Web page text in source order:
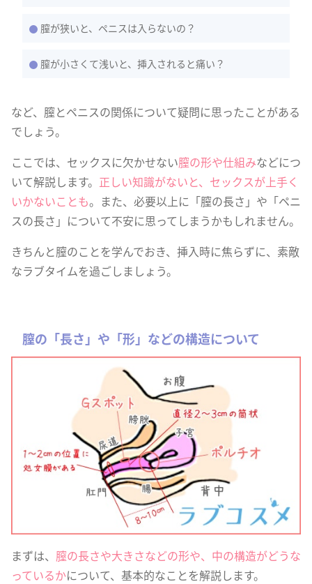
膣が狭いと、ペニスは入らないの？
膣が小さくて浅いと、挿入されると痛い？
など、膣とペニスの関係について疑問に思ったことがある
でしょう。
ここでは、セックスに欠かせない膣の形や仕組みなどにつ
いて解説します。 正しい知識がないと、セックスが上手く
いかないことも。また、必要以上に「膣の長さ」や「ペニ
スの長さ」について不安に思ってしまうかもしれません。
きちんと膣のことを学んでおき、挿入時に焦らずに、素敵
なラブタイムを過ごしましょう。
膣の「長さ」や「形」などの構造について
まずは、 膣の長さや大きさなどの形や、中の構造がどうな
っているかについて、基本的なことを解説します。